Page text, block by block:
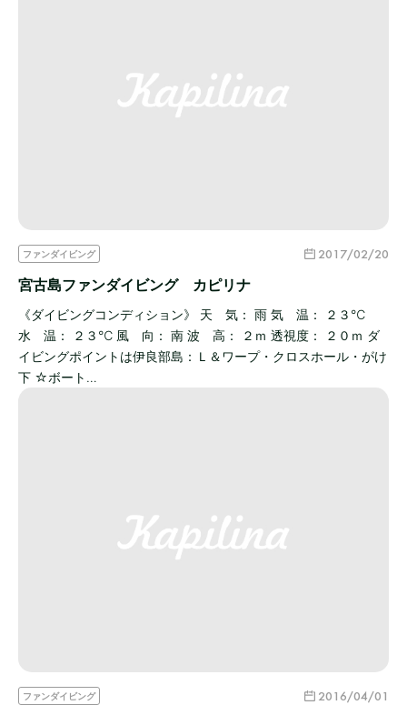
ファンダイビング 2017/02/20
宮古島ファンダイビング カピリナ
《ダイビングコンディション》 天 気： 雨 気 温： ２３℃
水 温： ２３℃ 風 向： 南 波 高： ２ｍ 透視度： ２０ｍ ダ
イビングポイントは伊良部島：Ｌ＆ワープ・クロスホール・がけ
下 ☆ボート…
ファンダイビング 2016/04/01